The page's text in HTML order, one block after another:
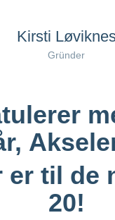
Kirsti
Gründer
er til de
20!